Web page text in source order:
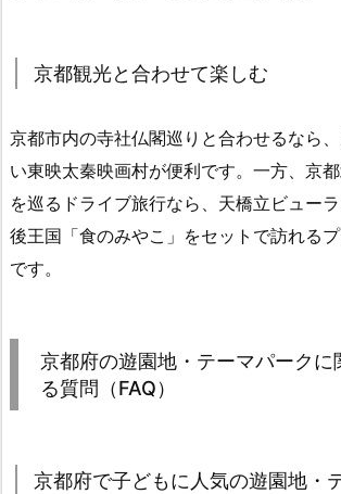
京都観光と合わせて楽しむ
京都市内の寺社仏閣巡りと合わせるなら
い東映太秦映画村が便利です。一方、京
を巡るドライブ旅行なら、天橋立ビュー
後王国「食のみやこ」をセットで訪れる
です。
京都府の遊園地・テーマパークに
る質問（FAQ）
京都府で子どもに人気の遊園地・